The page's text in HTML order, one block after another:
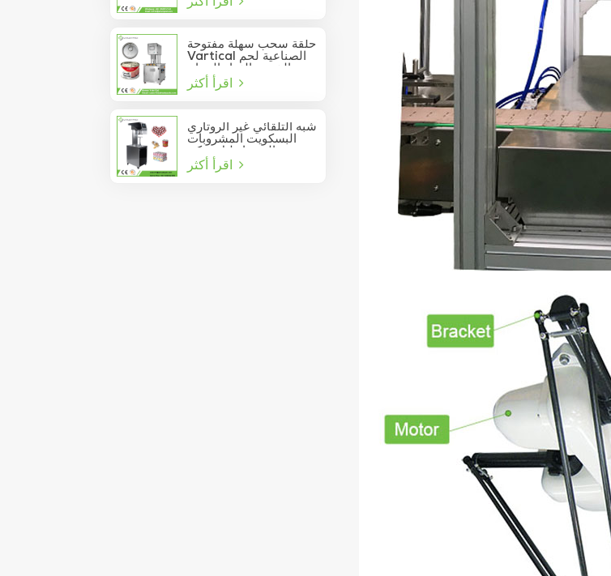
حلقة سحب سهلة مفتوحة
Vartical الصناعية لحم
الخنزير الغداء الدجاج
صدور اللحوم الغذاء يمكن
فراغ آلة ختم
شبه التلقائي غير الروتاري
البسكويت المشروبات
السدادة